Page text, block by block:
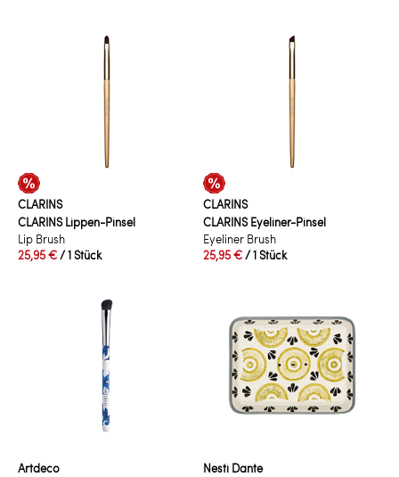
CLARINS
CLARINS Lippen-Pinsel
Lip Brush
25,95 €/ 1 Stück
CLARINS
CLARINS Eyeliner-Pinsel
Eyeliner Brush
25,95 €/ 1 Stück
Artdeco
Nesti Dante